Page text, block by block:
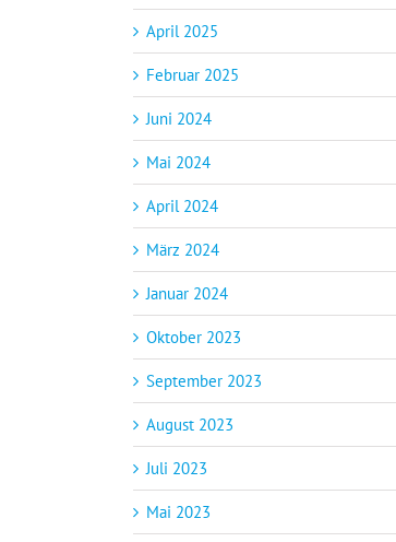
April 2025
Februar 2025
Juni 2024
Mai 2024
April 2024
März 2024
Januar 2024
Oktober 2023
September 2023
August 2023
Juli 2023
Mai 2023